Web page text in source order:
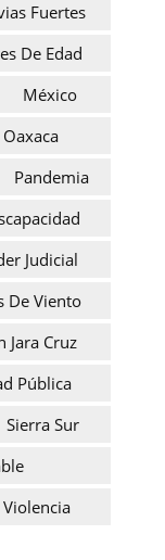
Fuertes
De Edad
México
Oaxaca
Pandemia
Judicial
De Viento
Jara Cruz
Pública
Sierra Sur
Violencia